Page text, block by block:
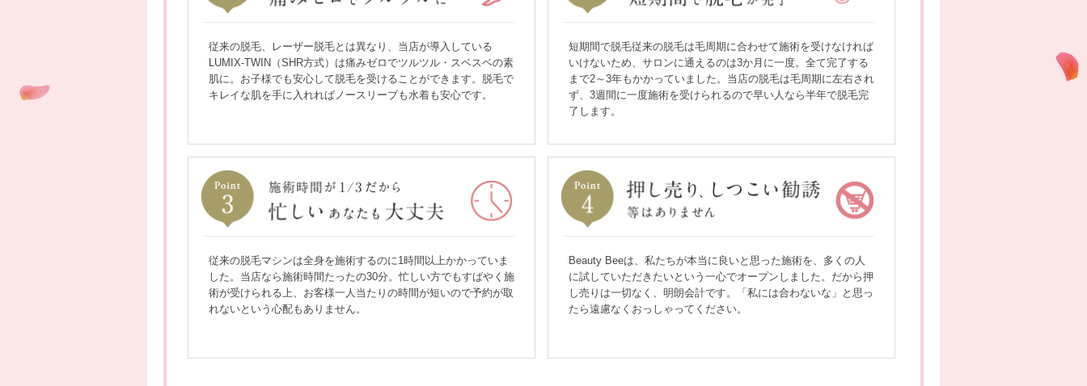
従来の脱毛、レーザー脱毛とは異なり、当店が導入している
LUMIX-TWIN（SHR方式）は痛みゼロでツルツル・スベスベの素
肌に。お子様でも安心して脱毛を受けることができます。脱毛で
キレイな肌を手に入れればノースリーブも水着も安心です。
短期間で脱毛従来の脱毛は毛周期に合わせて施術を受けなければ
いけないため、サロンに通えるのは3か月に一度。全て完了する
まで2～3年もかかっていました。当店の脱毛は毛周期に左右され
ず、3週間に一度施術を受けられるので早い人なら半年で脱毛完
了します。
従来の脱毛マシンは全身を施術するのに1時間以上かかっていま
した。当店なら施術時間たったの30分。忙しい方でもすばやく施
術が受けられる上、お客様一人当たりの時間が短いので予約が取
れないという心配もありません。
Beauty Beeは、私たちが本当に良いと思った施術を、多くの人
に試していただきたいという一心でオープンしました。だから押
し売りは一切なく、明朗会計です。「私には合わないな」と思っ
たら遠慮なくおっしゃってください。